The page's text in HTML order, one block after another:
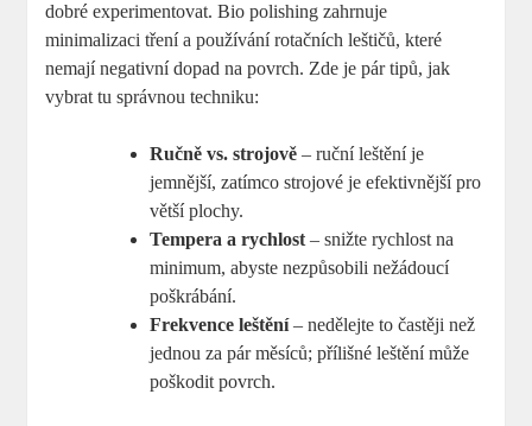
dobré experimentovat. Bio polishing zahrnuje
minimalizaci tření a používání rotačních leštičů, které
nemají negativní dopad na povrch. Zde je pár tipů, jak
vybrat tu správnou techniku:
Ručně vs. strojově – ruční leštění je
jemnější, zatímco strojové je efektivnější pro
větší plochy.
Tempera a rychlost – snižte rychlost na
minimum, abyste nezpůsobili nežádoucí
poškrábání.
Frekvence leštění– nedělejte to častěji než
jednou za pár měsíců; přílišné leštění může
poškodit povrch.